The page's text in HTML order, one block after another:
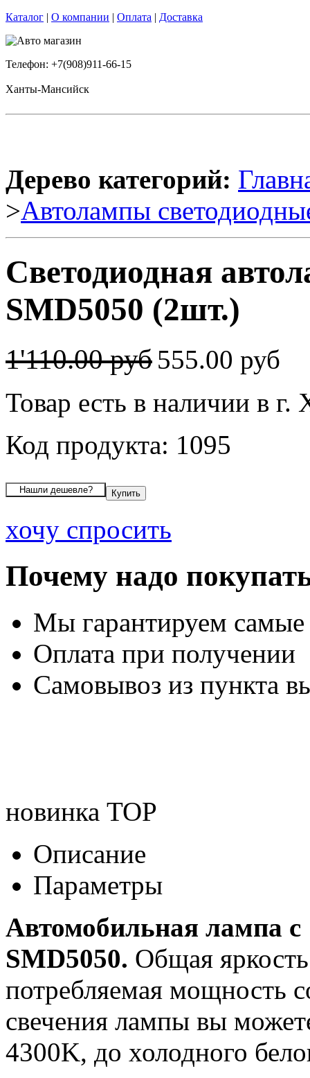
Каталог | О компании | Оплата | Доставка
Телефон: +7(908)911-66-15
Ханты-Мансийск
Дерево категорий:
>Автолампы
Светодиодная
SMD5050 (2шт.)
1'110.00 руб 555.00 руб
Товар есть в наличии в
Код продукта: 1095
хочу спросить
Почему надо
Мы гарантируем
Оплата при получении
Самовывоз из пункта
новинка TOP
Описание
Параметры
Автомобильная лампа
SMD5050. Общая
потребляемая мощность
свечения лампы вы
4300K, до холодного